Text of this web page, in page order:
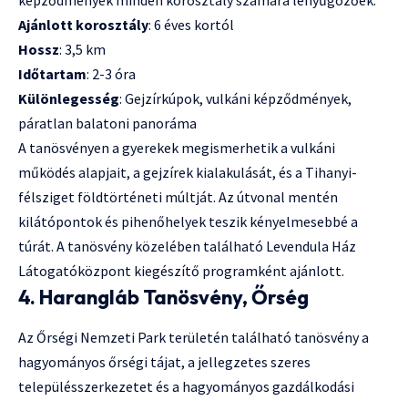
Ajánlott korosztály: 6 éves kortól
Hossz: 3,5 km
Időtartam: 2-3 óra
Különlegesség: Gejzírkúpok, vulkáni képződmények,
páratlan balatoni panoráma
A tanösvényen a gyerekek megismerhetik a vulkáni
működés alapjait, a gejzírek kialakulását, és a Tihanyi-
félsziget földtörténeti múltját. Az útvonal mentén
kilátópontok és pihenőhelyek teszik kényelmesebbé a
túrát. A tanösvény közelében található Levendula Ház
Látogatóközpont kiegészítő programként ajánlott.
4. Harangláb Tanösvény, Őrség
Az Őrségi Nemzeti Park területén található tanösvény a
hagyományos őrségi tájat, a jellegzetes szeres
településszerkezetet és a hagyományos gazdálkodási